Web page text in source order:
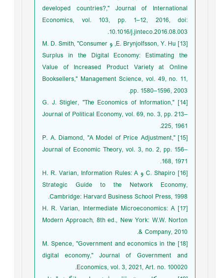
developed countries?," Journal of International
Economics, vol. 103, pp. 1–12, 2016, doi:
10.1016/j.jinteco.2016.08.003.
[13] E. Brynjolfsson, Y. Hu, و M. D. Smith, "Consumer
Surplus in the Digital Economy: Estimating the
Value of Increased Product Variety at Online
Booksellers," Management Science, vol. 49, no. 11,
pp. 1580–1596, 2003.
[14] G. J. Stigler, "The Economics of Information,"
Journal of Political Economy, vol. 69, no. 3, pp. 213–
225, 1961.
[15] P. A. Diamond, "A Model of Price Adjustment,"
Journal of Economic Theory, vol. 3, no. 2, pp. 156–
168, 1971.
[16] C. Shapiro و H. R. Varian, Information Rules: A
Strategic Guide to the Network Economy,
Cambridge: Harvard Business School Press, 1998.
[17] H. R. Varian, Intermediate Microeconomics: A
Modern Approach, 8th ed., New York: W.W. Norton
& Company, 2010.
[18] M. Spence, "Government and economics in the
digital economy," Journal of Government and
Economics, vol. 3, 2021, Art. no. 100020.